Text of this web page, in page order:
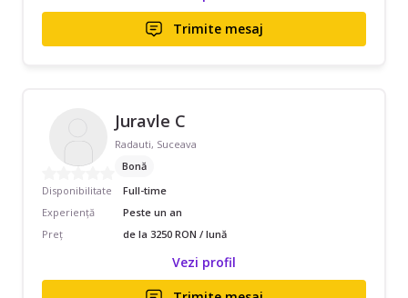
Trimite mesaj
Juravle C
Radauti, Suceava
Bonă
Disponibilitate
Full-time
Experiență
Peste un an
Preț
de la 3250 RON / lună
Vezi profil